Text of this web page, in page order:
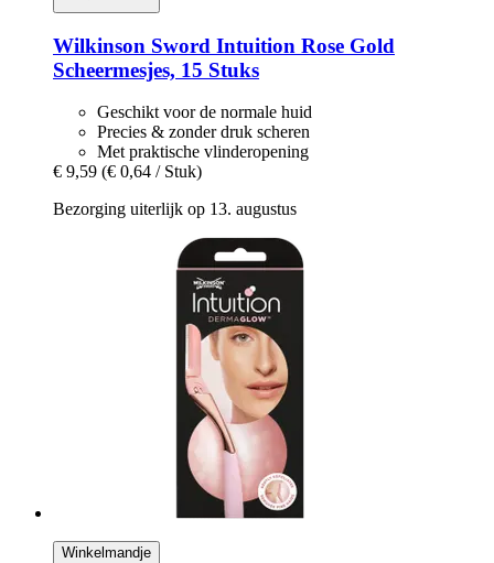
Wilkinson Sword Intuition Rose Gold
Scheermesjes, 15 Stuks
Geschikt voor de normale huid
Precies & zonder druk scheren
Met praktische vlinderopening
€ 9,59 (€ 0,64 / Stuk)
Bezorging uiterlijk op 13. augustus
Winkelmandje